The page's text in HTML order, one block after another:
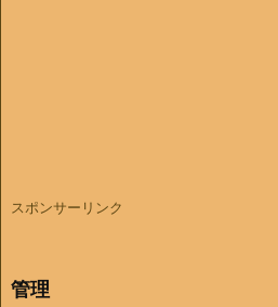
スポンサーリンク
管理